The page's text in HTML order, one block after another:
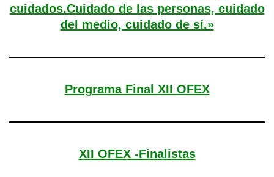
cuidados.Cuidado de las personas, cuidado
del medio, cuidado de sí.»
Programa Final XII OFEX
XII OFEX -Finalistas